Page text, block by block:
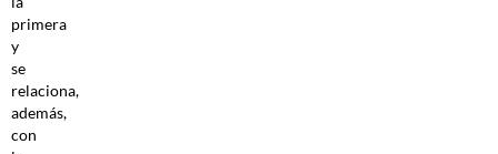
primera
y
se
relaciona,
además,
con